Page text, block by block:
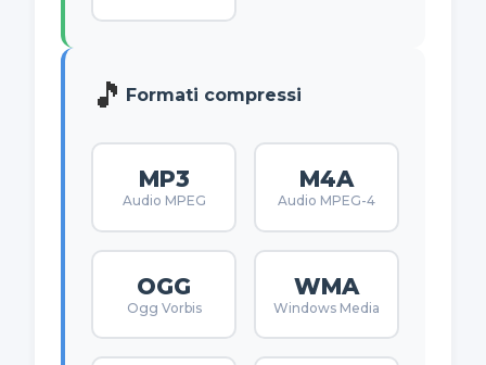
🎵 Formati compressi
MP3
Audio MPEG
M4A
Audio MPEG-4
OGG
Ogg Vorbis
WMA
Windows Media